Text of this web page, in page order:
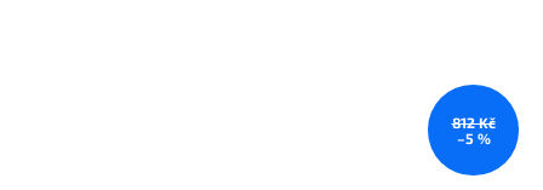
812 Kč
–5 %